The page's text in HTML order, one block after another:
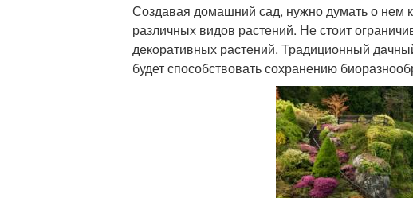
Создавая домашний сад, нужно думать о нем
различных видов растений. Не стоит
декоративных растений. Традиционный
будет способствовать сохранению